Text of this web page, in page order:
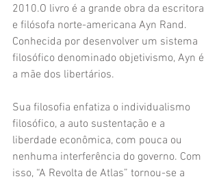
2010.O livro é a grande obra da escritora
e filósofa norte-americana Ayn Rand.
Conhecida por desenvolver um sistema
filosófico denominado objetivismo, Ayn é
a mãe dos libertários.
Sua filosofia enfatiza o individualismo
filosófico, a auto sustentação e a
liberdade econômica, com pouca ou
nenhuma interferência do governo. Com
isso, “A Revolta de Atlas” tornou-se a